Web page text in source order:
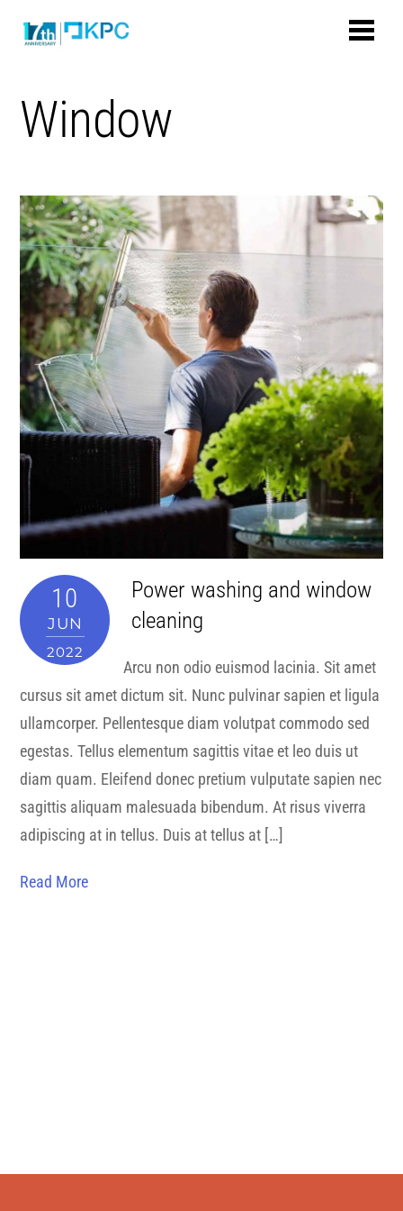
Window
10
JUN
2022
Power washing and window
cleaning
Arcu non odio euismod lacinia. Sit amet
cursus sit amet dictum sit. Nunc pulvinar sapien et ligula
ullamcorper. Pellentesque diam volutpat commodo sed
egestas. Tellus elementum sagittis vitae et leo duis ut
diam quam. Eleifend donec pretium vulputate sapien nec
sagittis aliquam malesuada bibendum. At risus viverra
adipiscing at in tellus. Duis at tellus at […]
Read More